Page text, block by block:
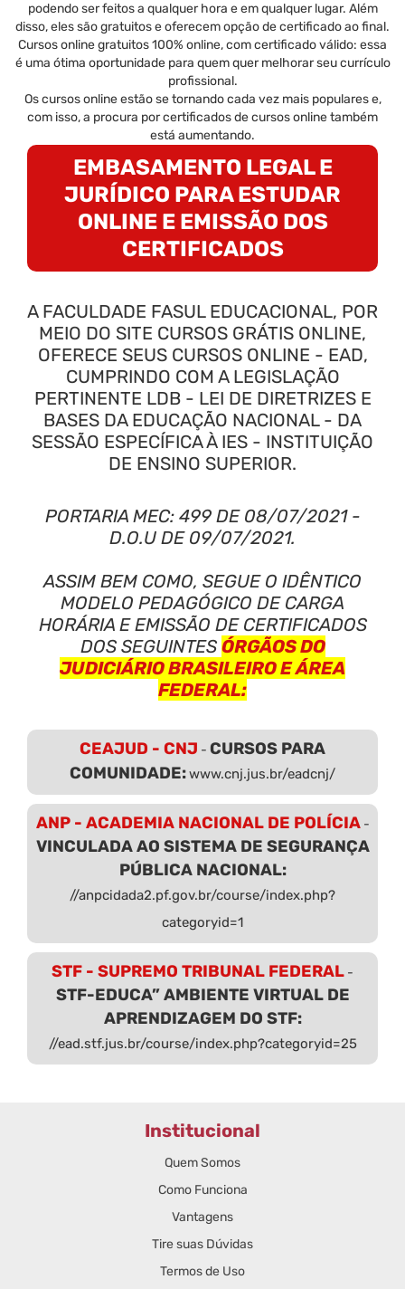
podendo ser feitos a qualquer hora e em qualquer lugar. Além
disso, eles são gratuitos e oferecem opção de certificado ao final.
Cursos online gratuitos 100% online, com certificado válido: essa
é uma ótima oportunidade para quem quer melhorar seu currículo
profissional.
Os cursos online estão se tornando cada vez mais populares e,
com isso, a procura por certificados de cursos online também
está aumentando.
EMBASAMENTO LEGAL E
JURÍDICO PARA ESTUDAR
ONLINE E EMISSÃO DOS
CERTIFICADOS
A FACULDADE FASUL EDUCACIONAL, POR
MEIO DO SITE CURSOS GRÁTIS ONLINE,
OFERECE SEUS CURSOS ONLINE - EAD,
CUMPRINDO COM A LEGISLAÇÃO
PERTINENTE LDB - LEI DE DIRETRIZES E
BASES DA EDUCAÇÃO NACIONAL - DA
SESSÃO ESPECÍFICA À IES - INSTITUIÇÃO
DE ENSINO SUPERIOR.
PORTARIA MEC: 499 DE 08/07/2021 -
D.O.U DE 09/07/2021.
ASSIM BEM COMO, SEGUE O IDÊNTICO
MODELO PEDAGÓGICO DE CARGA
HORÁRIA E EMISSÃO DE CERTIFICADOS
DOS SEGUINTES ÓRGÃOS DO
JUDICIÁRIO BRASILEIRO E ÁREA
FEDERAL:
CEAJUD - CNJ - CURSOS PARA
COMUNIDADE:www.cnj.jus.br/eadcnj/
ANP - ACADEMIA NACIONAL DE POLÍCIA-
VINCULADA AO SISTEMA DE SEGURANÇA
PÚBLICA NACIONAL:
//anpcidada2.pf.gov.br/course/index.php?
categoryid=1
STF - SUPREMO TRIBUNAL FEDERAL -
STF-EDUCA” AMBIENTE VIRTUAL DE
APRENDIZAGEM DO STF:
//ead.stf.jus.br/course/index.php?categoryid=25
Institucional
Quem Somos
Como Funciona
Vantagens
Tire suas Dúvidas
Termos de Uso